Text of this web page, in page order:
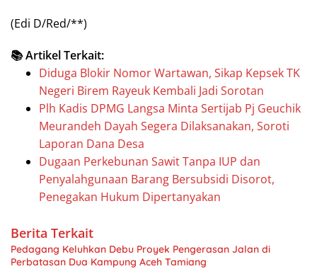
(Edi D/Red/**)
📚 Artikel Terkait:
Diduga Blokir Nomor Wartawan, Sikap Kepsek TK
Negeri Birem Rayeuk Kembali Jadi Sorotan
Plh Kadis DPMG Langsa Minta Sertijab Pj Geuchik
Meurandeh Dayah Segera Dilaksanakan, Soroti
Laporan Dana Desa
Dugaan Perkebunan Sawit Tanpa IUP dan
Penyalahgunaan Barang Bersubsidi Disorot,
Penegakan Hukum Dipertanyakan
Berita Terkait
Pedagang Keluhkan Debu Proyek Pengerasan Jalan di
Perbatasan Dua Kampung Aceh Tamiang